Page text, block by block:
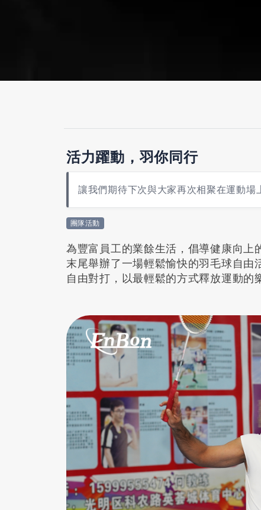
活力躍動，羽你同行
讓我們期待下次與大家再次相聚在運動場
團隊活動
為豐富員工的業餘生活，倡導健康向上
末尾舉辦了一場輕鬆愉快的羽毛球自由
自由對打，以最輕鬆的方式釋放運動的